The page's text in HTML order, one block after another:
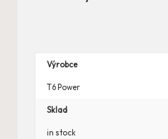
Výrobce
T6 Power
Sklad
in stock